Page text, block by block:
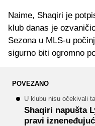
Naime, Shaqiri je
klub danas je
Sezona u MLS-u
sigurno biti ogromno
POVEZANO
U klubu nisu očekivali
Shaqiri napušta
pravi